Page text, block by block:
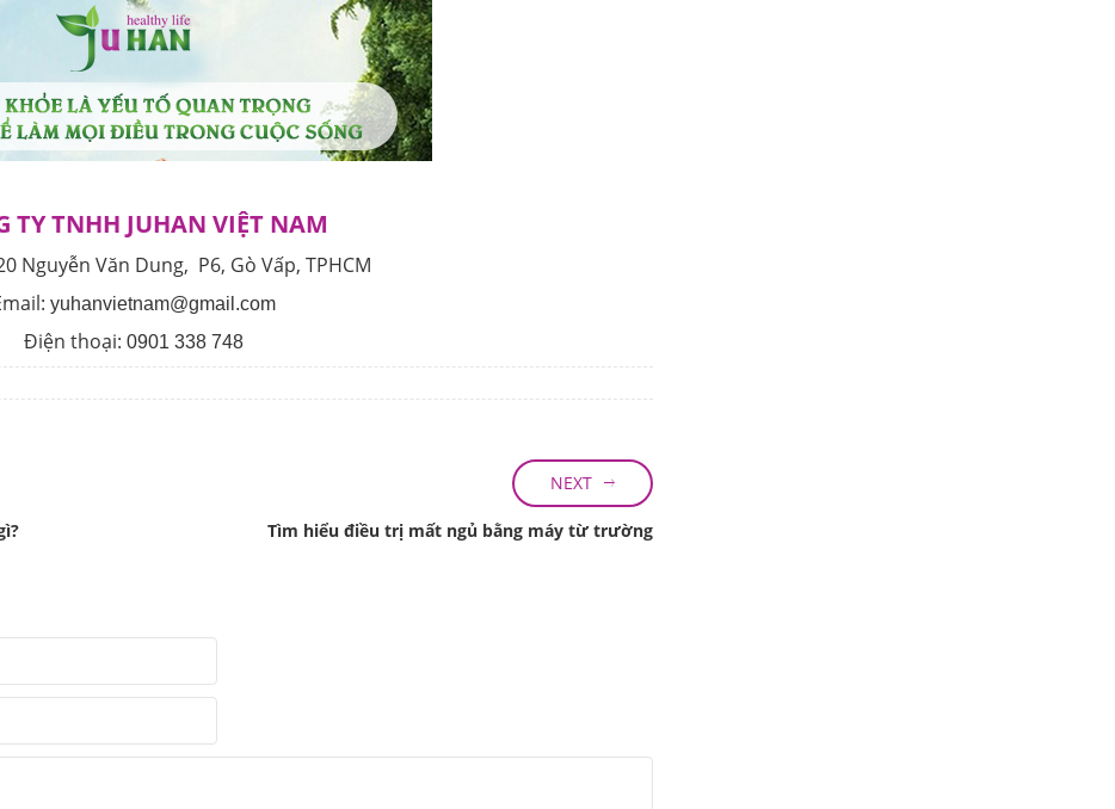
TY TNHH JUHAN VIỆT NAM
Nguyễn Văn Dung, P6, Gò Vấp, TPHCM
yuhanvietnam@gmail.com
Điện thoại: 0901 338 748
NEXT
Tìm hiểu điều trị mất ngủ bằng máy từ trường